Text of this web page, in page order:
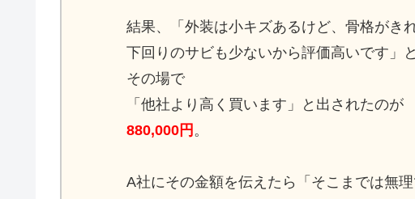
結果、「外装は小キズあるけど、骨格がき
下回りのサビも少ないから評価高いです」
その場で
「他社より高く買います」と出されたのが
880,000円 。
A社にその金額を伝えたら「そこまでは無